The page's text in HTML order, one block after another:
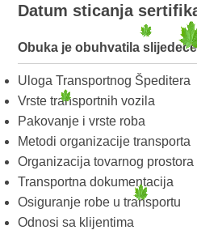
Datum sticanja
Obuka je obuhvatila
Uloga Transportnog Špeditera
Vrste transportnih vozila
Pakovanje i vrste roba
Metodi organizacije transporta
Organizacija tovarnog prostora
Transportna dokumentacija
Osiguranje robe u transportu
Odnosi sa klijentima